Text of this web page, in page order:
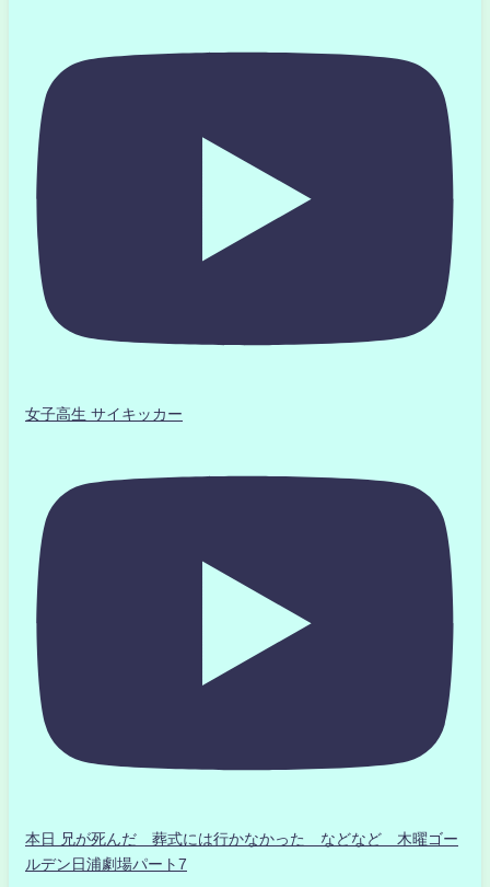
女子高生 サイキッカー
本日 兄が死んだ 葬式には行かなかった などなど 木曜ゴー
ルデン日浦劇場パート7